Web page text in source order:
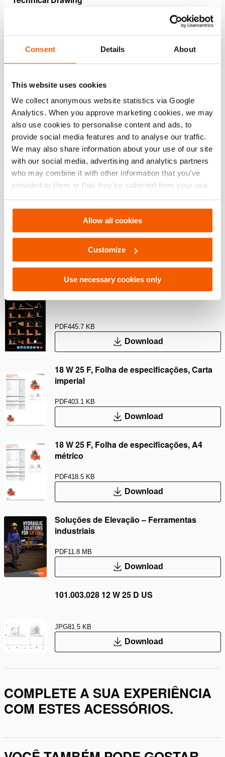
Consent Details About
This website uses cookies
We collect anonymous website statistics via Google
Analytics. When you approve marketing cookies, we may
also use cookies to personalise content and ads, to
provide social media features and to analyse our traffic.
We may also share information about your use of our site
with our social media, advertising and analytics partners
who may combine it with other information that you’ve
provided to them or that they’ve collected from your use
Settings. See ourcookiestatement.
Allow all cookies
Customize
Use necessary cookies only
Características
Em caso de corte de energia, a pressão de óleo é
mantida
Protegida contra quedas de pressão através de uma
válvula sem retorno controlada por
pressão
Excluindo válvula de controle de acionamento simples
(M311) ou acionamento duplo (M322 de M323).
Downloads
Safety Guide – Hydraulic hoses & couplers
PDF445.7 KB
Download
18 W 25 F, Folha de especificações, Carta
imperial
PDF403.1 KB
Download
18 W 25 F, Folha de especificações, A4
métrico
PDF418.5 KB
Download
Soluções de Elevação – Ferramentas
industriais
PDF11.8 MB
Download
101.003.028 12 W 25 D US
JPG81.5 KB
Download
COMPLETE A SUA EXPERIÊNCIA
COM ESTES ACESSÓRIOS.